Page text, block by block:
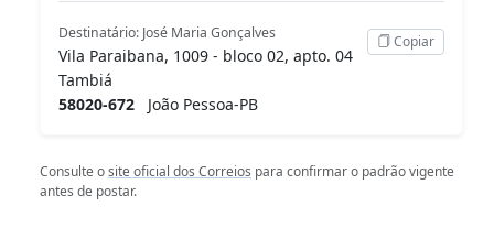
Destinatário: José Maria Gonçalves
Vila Paraibana, 1009 - bloco 02, apto. 04
Tambiá
58020-672 João Pessoa-PB
Copiar
Consulte osite oficial dos Correios para confirmar o padrão vigente
antes de postar.